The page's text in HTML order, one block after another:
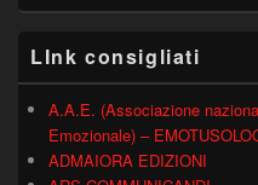
LInk consigliati
A.A.E. (Associazione
Emozionale) –
ADMAIORA EDIZIONI